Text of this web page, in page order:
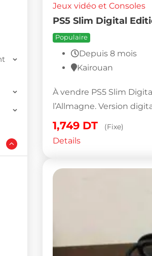
Jeux vidéo et Consoles
PS5 Slim Digital
Populaire
Depuis 8 mois
Kairouan
À vendre PS5 Slim
l’Allmagne. Version
1,749 DT (Fixe)
Details